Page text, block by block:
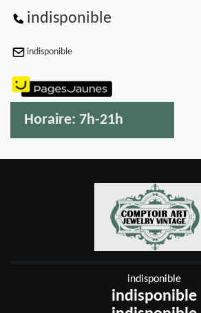
indisponible
indisponible
Horaire: 7h-21h
indisponible
indisponible